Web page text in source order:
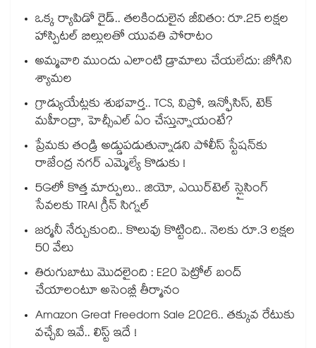
ఒక్క ర్యాపిడో రైడ్.. తలకిందులైన జీవితం: రూ.25 లక్షల
హాస్పిటల్ బిల్లులతో యువతి పోరాటం
అమ్మవారి ముందు ఎలాంటి డ్రామాలు చేయలేదు: జోగిని
శ్యామల
గ్రాడ్యుయేట్లకు శుభవార్త.. TCS, విప్రో, ఇన్ఫోసిస్, టెక్
మహీంద్రా, హెచ్సీఎల్ ఏం చేస్తున్నాయంటే?
ప్రేమకు తండ్రి అడ్డుపడుతున్నాడని పోలీస్ స్టేషన్⁪కు
రాజేంద్ర నగర్ ఎమ్మెల్యే కొడుకు !
5Gలో కొత్త మార్పులు.. జియో, ఎయిర్‌టెల్ స్లైసింగ్
సేవలకు TRAI గ్రీన్ సిగ్నల్
జర్మనీ నేర్చుకుంది.. కొలువు కొట్టింది.. నెలకు రూ.3 లక్షల
50 వేలు
తిరుగుబాటు మొదలైంది : E20 పెట్రోల్ బంద్
చేయాలంటూ అసెంబ్లీ తీర్మానం
Amazon Great Freedom Sale 2026.. తక్కువ రేటుకు
వచ్చేవి ఇవే.. లిస్ట్ ఇదే !